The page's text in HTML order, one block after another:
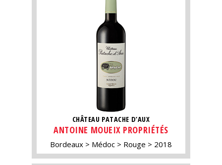
CHÂTEAU PATACHE D’AUX
ANTOINE MOUEIX PROPRIÉTÉS
Bordeaux Médoc Rouge 2018